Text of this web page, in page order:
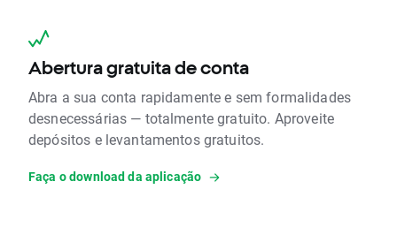
Abertura gratuita de conta
Abra a sua conta rapidamente e sem formalidades
desnecessárias — totalmente gratuito. Aproveite
depósitos e levantamentos gratuitos.
Faça o download da aplicação